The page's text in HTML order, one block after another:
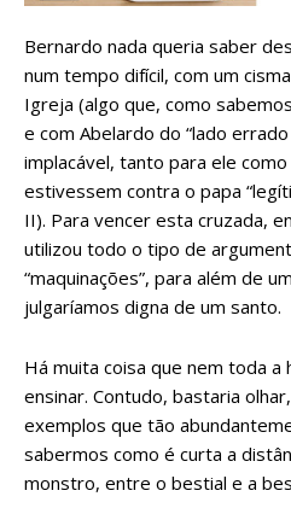
Bernardo nada queria saber
num tempo difícil, com um
Igreja (algo que, como
e com Abelardo do “lado
implacável, tanto para ele
estivessem contra o papa
II). Para vencer esta cruzada,
utilizou todo o tipo de
“maquinações”, para além de
julgaríamos digna de um santo.
Há muita coisa que nem toda a
ensinar. Contudo, bastaria
exemplos que tão
sabermos como é curta a
monstro, entre o bestial e a